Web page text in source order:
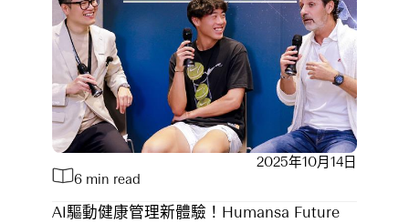
6 min read
2025年10月14日
AI驅動健康管理新體驗！Humansa Future